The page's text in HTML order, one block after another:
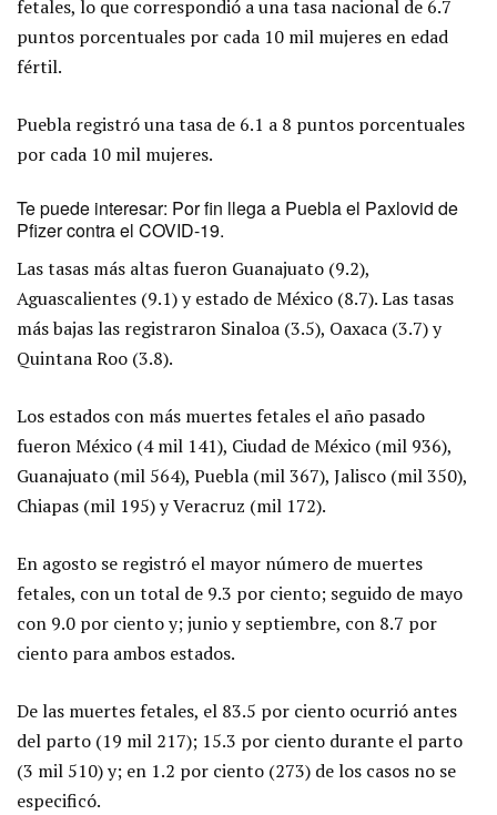
fetales, lo que correspondió a una tasa nacional de 6.7
puntos porcentuales por cada 10 mil mujeres en edad
fértil.
Puebla registró una tasa de 6.1 a 8 puntos porcentuales
por cada 10 mil mujeres.
Te puede interesar: Por fin llega a Puebla el Paxlovid de
Pfizer contra el COVID-19.
Las tasas más altas fueron Guanajuato (9.2),
Aguascalientes (9.1) y estado de México (8.7). Las tasas
más bajas las registraron Sinaloa (3.5), Oaxaca (3.7) y
Quintana Roo (3.8).
Los estados con más muertes fetales el año pasado
fueron México (4 mil 141), Ciudad de México (mil 936),
Guanajuato (mil 564), Puebla (mil 367), Jalisco (mil 350),
Chiapas (mil 195) y Veracruz (mil 172).
En agosto se registró el mayor número de muertes
fetales, con un total de 9.3 por ciento; seguido de mayo
con 9.0 por ciento y; junio y septiembre, con 8.7 por
ciento para ambos estados.
De las muertes fetales, el 83.5 por ciento ocurrió antes
del parto (19 mil 217); 15.3 por ciento durante el parto
(3 mil 510) y; en 1.2 por ciento (273) de los casos no se
especificó.